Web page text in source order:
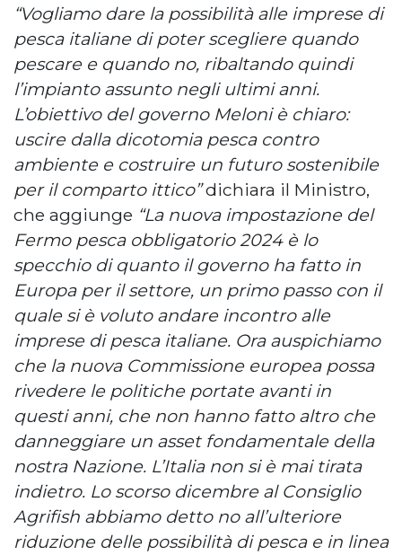
“Vogliamo dare la possibilità alle imprese di
pesca italiane di poter scegliere quando
pescare e quando no, ribaltando quindi
l’impianto assunto negli ultimi anni.
L’obiettivo del governo Meloni è chiaro:
uscire dalla dicotomia pesca contro
ambiente e costruire un futuro sostenibile
per il comparto ittico”dichiara il Ministro,
che aggiunge “La nuova impostazione del
Fermo pesca obbligatorio 2024 è lo
specchio di quanto il governo ha fatto in
Europa per il settore, un primo passo con il
quale si è voluto andare incontro alle
imprese di pesca italiane. Ora auspichiamo
che la nuova Commissione europea possa
rivedere le politiche portate avanti in
questi anni, che non hanno fatto altro che
danneggiare un asset fondamentale della
nostra Nazione. L’Italia non si è mai tirata
indietro. Lo scorso dicembre al Consiglio
Agrifish abbiamo detto no all’ulteriore
riduzione delle possibilità di pesca e in linea